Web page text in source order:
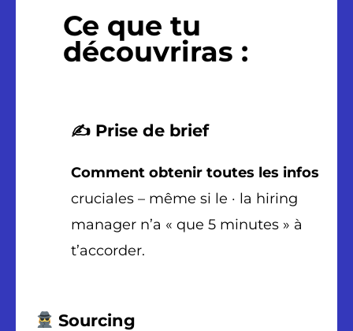
Ce que tu
découvriras :
✍️ Prise de brief
Comment obtenir toutes les infos
cruciales – même si le · la hiring
manager n’a « que 5 minutes » à
t’accorder.
Sourcing